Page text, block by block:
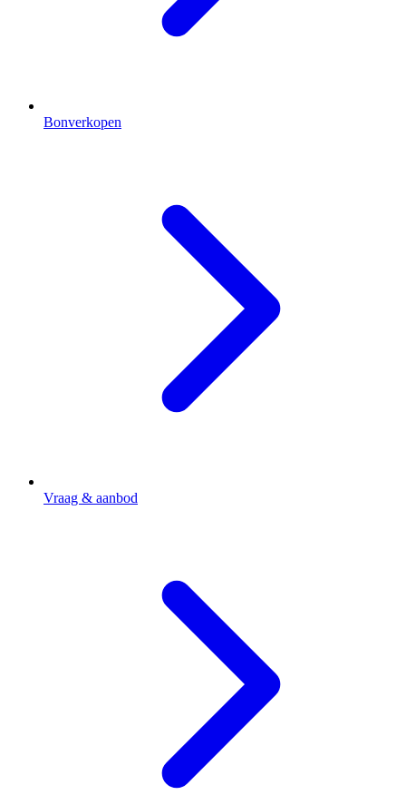
Bonverkopen
Vraag & aanbod